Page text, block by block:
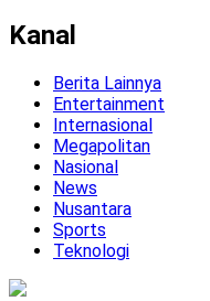
Kanal
Berita Lainnya
Entertainment
Internasional
Megapolitan
Nasional
News
Nusantara
Sports
Teknologi